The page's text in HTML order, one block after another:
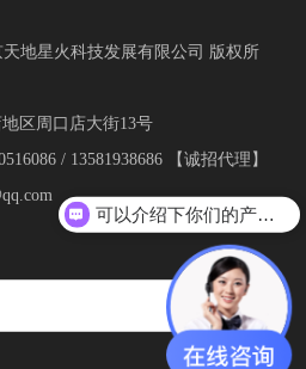
地星火科技发展有限公司 版权所
区周口店大街13号
/ 13581938686 【诚招代理】
可以介绍下你们的产品么？